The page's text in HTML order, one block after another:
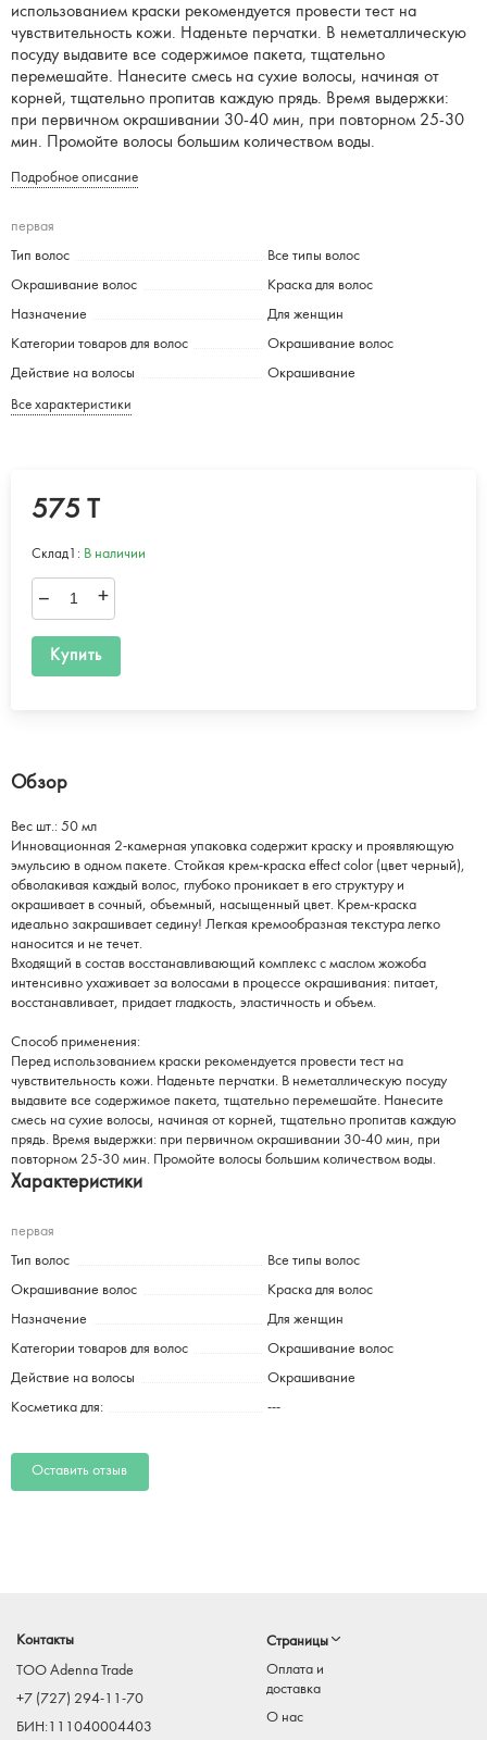
использованием краски рекомендуется провести тест на
чувствительность кожи. Наденьте перчатки. В неметаллическую
посуду выдавите все содержимое пакета, тщательно
перемешайте. Нанесите смесь на сухие волосы, начиная от
корней, тщательно пропитав каждую прядь. Время выдержки:
при первичном окрашивании 30-40 мин, при повторном 25-30
мин. Промойте волосы большим количеством воды.
Подробное описание
первая
Тип волос Все типы волос
Окрашивание волос Краска для волос
Назначение Для женщин
Категории товаров для волос Окрашивание волос
Действие на волосы Окрашивание
Все характеристики
575 T
Склад1: В наличии
– +
Купить
Обзор
Вес шт.: 50 мл
Инновационная 2-камерная упаковка содержит краску и проявляющую
эмульсию в одном пакете. Стойкая крем-краска effect color (цвет черный),
обволакивая каждый волос, глубоко проникает в его структуру и
окрашивает в сочный, объемный, насыщенный цвет. Крем-краска
идеально закрашивает седину! Легкая кремообразная текстура легко
наносится и не течет.
Входящий в состав восстанавливающий комплекс с маслом жожоба
интенсивно ухаживает за волосами в процессе окрашивания: питает,
восстанавливает, придает гладкость, эластичность и объем.
Способ применения:
Перед использованием краски рекомендуется провести тест на
чувствительность кожи. Наденьте перчатки. В неметаллическую посуду
выдавите все содержимое пакета, тщательно перемешайте. Нанесите
смесь на сухие волосы, начиная от корней, тщательно пропитав каждую
прядь. Время выдержки: при первичном окрашивании 30-40 мин, при
повторном 25-30 мин. Промойте волосы большим количеством воды.
Характеристики
первая
Тип волос Все типы волос
Окрашивание волос Краска для волос
Назначение Для женщин
Категории товаров для волос Окрашивание волос
Действие на волосы Окрашивание
Косметика для: ---
Оставить отзыв
Контакты
TOO Adenna Trade
+7 (727) 294-11-70
БИН:111040004403
Страницы
Оплата и
доставка
О нас